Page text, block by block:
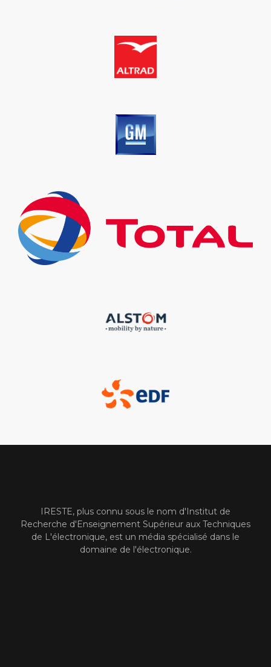
IRESTE, plus connu sous le nom d'Institut de
Recherche d'Enseignement Supérieur aux Techniques
de L'électronique, est un média spécialisé dans le
domaine de l'électronique.